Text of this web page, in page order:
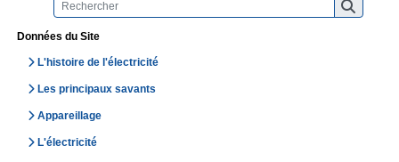
Données du Site
L'histoire de l'électricité
Les principaux savants
Appareillage
L'électricité